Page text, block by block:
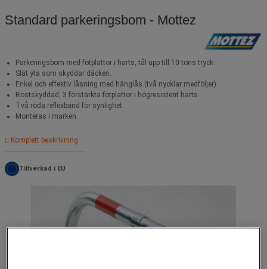
Standard parkeringsbom - Mottez
Parkeringsbom med fotplattor i harts, tål upp till 10 tons tryck.
Slät yta som skyddar däcken.
Enkel och effektiv låsning med hänglås (två nycklar medföljer).
Rostskyddad, 3 förstärkta fotplattor i högresistent harts.
Två röda reflexband för synlighet.
Monteras i marken.
Komplett beskrivning
Tillverkad i EU